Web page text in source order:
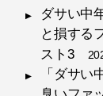
ダサい中
と損する
スト3
「ダサい